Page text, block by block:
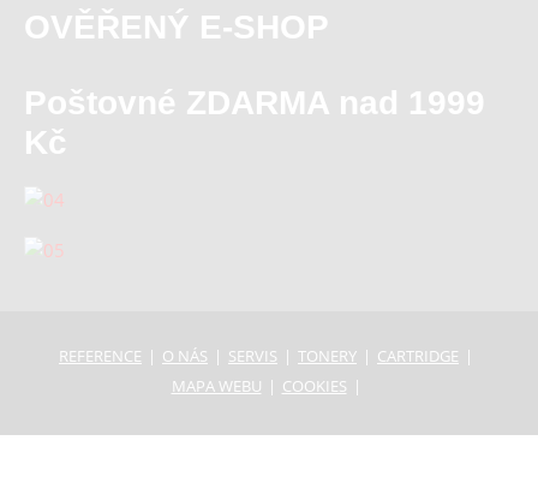
OVĚŘENÝ E-SHOP
Poštovné ZDARMA nad 1999
Kč
REFERENCE O NÁS SERVIS TONERY
CARTRIDGE
MAPA WEBU
COOKIES